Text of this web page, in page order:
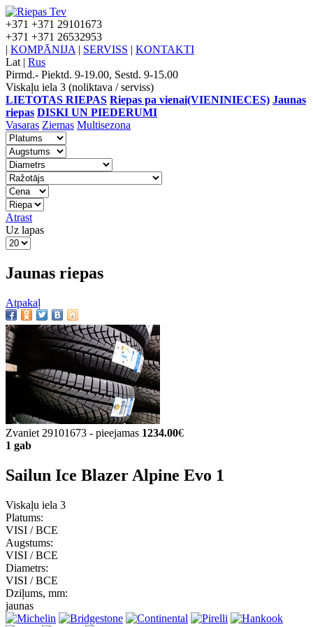
+371 +371 29101673
+371 +371 26532953
| KOMPĀNIJA | SERVISS | KONTAKTI
Lat | Rus
Pirmd.- Piektd. 9-19.00, Sestd. 9-15.00
Viskaļu iela 3 (noliktava / serviss)
LIETOTAS RIEPAS Riepas pa vienai(VIENINIECES) Jaunas
riepas DISKI UN PIEDERUMI
Vasaras Ziemas Multisezona
Atrast
Uz lapas
Jaunas riepas
Atpakaļ
Zvaniet 29101673 - pieejamas 1234.00€
1 gab
Sailun Ice Blazer Alpine Evo 1
Viskaļu iela 3
Platums:
VISI / ВСЕ
Augstums:
VISI / ВСЕ
Diametrs:
VISI / ВСЕ
Dziļums, mm:
jaunas